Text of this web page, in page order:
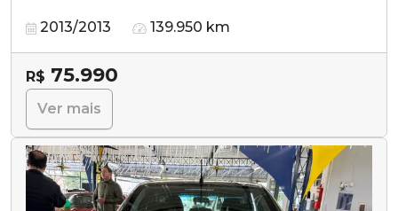
2013/2013 139.950 km
R$ 75.990
Ver mais